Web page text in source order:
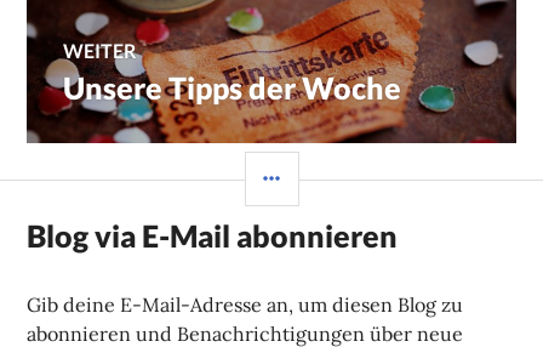
WEITER
Nächster
Beitrag:
Unsere Tipps der Woche
Blog via E-Mail abonnieren
Gib deine E-Mail-Adresse an, um diesen Blog zu
abonnieren und Benachrichtigungen über neue